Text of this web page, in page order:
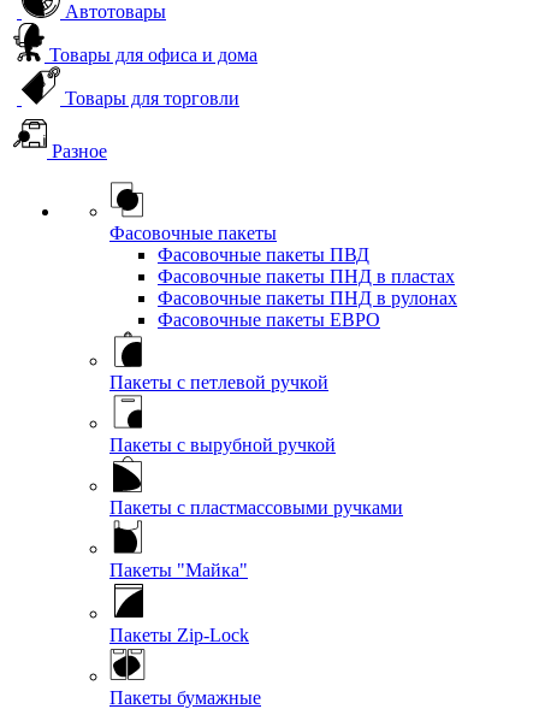
Автотовары
Товары для офиса и дома
Товары для торговли
Разное
Фасовочные пакеты
Фасовочные пакеты ПВД
Фасовочные пакеты ПНД в пластах
Фасовочные пакеты ПНД в рулонах
Фасовочные пакеты ЕВРО
Пакеты с петлевой ручкой
Пакеты с вырубной ручкой
Пакеты с пластмассовыми ручками
Пакеты "Майка"
Пакеты Zip-Lock
Пакеты бумажные